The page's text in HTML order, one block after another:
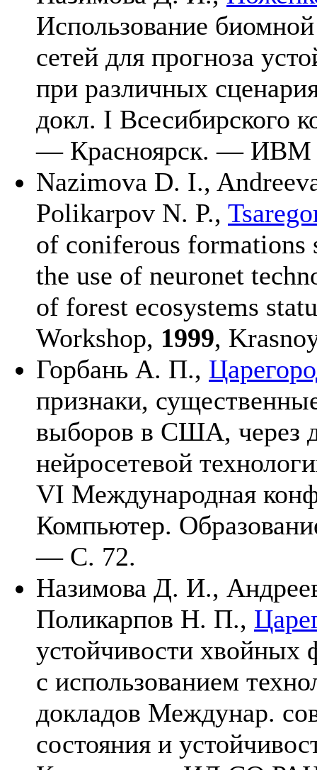
Использование
сетей для прогноза
при различных
докл. I Всесибирского
— Красноярск. —
Nazimova D. I.,
Polikarpov N. P.,
of coniferous
the use of neuronet
of forest ecosystems
Workshop, 1999,
Горбань А. П.,
признаки,
выборов в США, через
нейросетевой
VI Международная
Компьютер.
— C. 72.
Назимова Д. И.,
Поликарпов Н. П.,
устойчивости хвойных
с использованием
докладов Междунар.
состояния и